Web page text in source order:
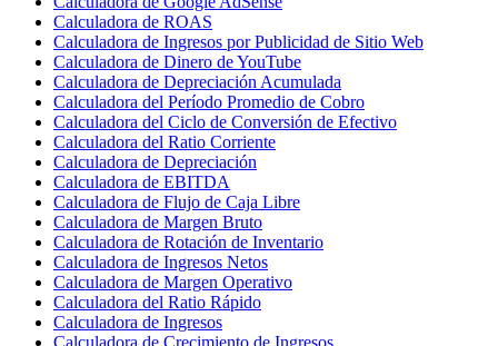
Calculadora de ROAS
Calculadora de Ingresos por Publicidad de Sitio Web
Calculadora de Dinero de YouTube
Calculadora de Depreciación Acumulada
Calculadora del Período Promedio de Cobro
Calculadora del Ciclo de Conversión de Efectivo
Calculadora del Ratio Corriente
Calculadora de Depreciación
Calculadora de EBITDA
Calculadora de Flujo de Caja Libre
Calculadora de Margen Bruto
Calculadora de Rotación de Inventario
Calculadora de Ingresos Netos
Calculadora de Margen Operativo
Calculadora del Ratio Rápido
Calculadora de Ingresos
Calculadora de Crecimiento de Ingresos